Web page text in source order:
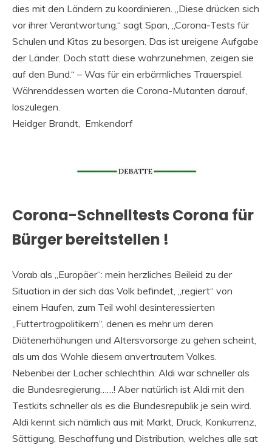
dies mit den Ländern zu koordinieren. „Diese drücken sich
vor ihrer Verantwortung,“ sagt Span, „Corona-Tests für
Schulen und Kitas zu besorgen. Das ist ureigene Aufgabe
der Länder. Doch statt diese wahrzunehmen, zeigen sie
auf den Bund.“ – Was für ein erbärmliches Trauerspiel.
Währenddessen warten die Corona-Mutanten darauf,
loszulegen.
Heidger Brandt, Emkendorf
Corona-Schnelltests Corona für
Bürger bereitstellen !
Vorab als „Europäer“: mein herzliches Beileid zu der
Situation in der sich das Volk befindet, „regiert“ von
einem Haufen, zum Teil wohl desinteressierten
„Futtertrogpolitikern“, denen es mehr um deren
Diätenerhöhungen und Altersvorsorge zu gehen scheint,
als um das Wohle diesem anvertrautem Volkes.
Nebenbei der Lacher schlechthin: Aldi war schneller als
die Bundesregierung……! Aber natürlich ist Aldi mit den
Testkits schneller als es die Bundesrepublik je sein wird.
Aldi kennt sich nämlich aus mit Markt, Druck, Konkurrenz,
Sättigung, Beschaffung und Distribution, welches alle sat